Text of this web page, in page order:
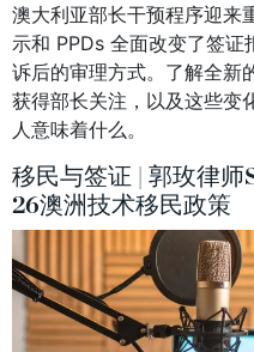
澳大利亚部长干预程序迎
示和 PPDs 全面改变了签证
诉后的审理方式。了解全新
获得部长关注，以及这些变
人意味着什么。
移民与签证 | 郭玫律
26澳洲技术移民政策